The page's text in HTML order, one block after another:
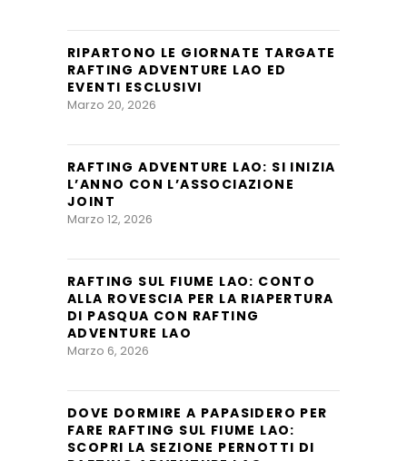
RIPARTONO LE GIORNATE TARGATE
RAFTING ADVENTURE LAO ED
EVENTI ESCLUSIVI
Marzo 20, 2026
RAFTING ADVENTURE LAO: SI INIZIA
L’ANNO CON L’ASSOCIAZIONE
JOINT
Marzo 12, 2026
RAFTING SUL FIUME LAO: CONTO
ALLA ROVESCIA PER LA RIAPERTURA
DI PASQUA CON RAFTING
ADVENTURE LAO
Marzo 6, 2026
DOVE DORMIRE A PAPASIDERO PER
FARE RAFTING SUL FIUME LAO:
SCOPRI LA SEZIONE PERNOTTI DI